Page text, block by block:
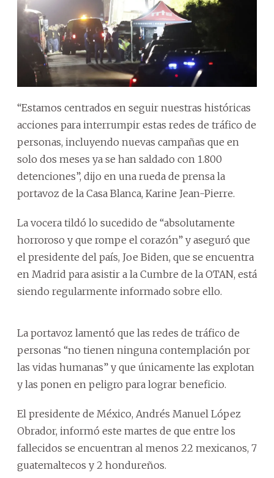
“Estamos centrados en seguir nuestras históricas
acciones para interrumpir estas redes de tráfico de
personas, incluyendo nuevas campañas que en
solo dos meses ya se han saldado con 1.800
detenciones”, dijo en una rueda de prensa la
portavoz de la Casa Blanca, Karine Jean-Pierre.
La vocera tildó lo sucedido de “absolutamente
horroroso y que rompe el corazón” y aseguró que
el presidente del país, Joe Biden, que se encuentra
en Madrid para asistir a la Cumbre de la OTAN, está
siendo regularmente informado sobre ello.
La portavoz lamentó que las redes de tráfico de
personas “no tienen ninguna contemplación por
las vidas humanas” y que únicamente las explotan
y las ponen en peligro para lograr beneficio.
El presidente de México, Andrés Manuel López
Obrador, informó este martes de que entre los
fallecidos se encuentran al menos 22 mexicanos, 7
guatemaltecos y 2 hondureños.